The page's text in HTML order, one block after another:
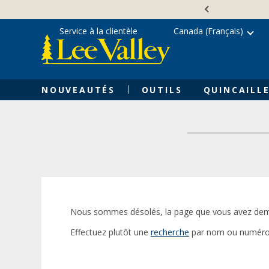
content
NOUVEAUTÉS OUTILS
Service à la clientèle Canada (Français)
Nous sommes désolés, la page que vous avez
Effectuez plutôt une recherche par nom ou